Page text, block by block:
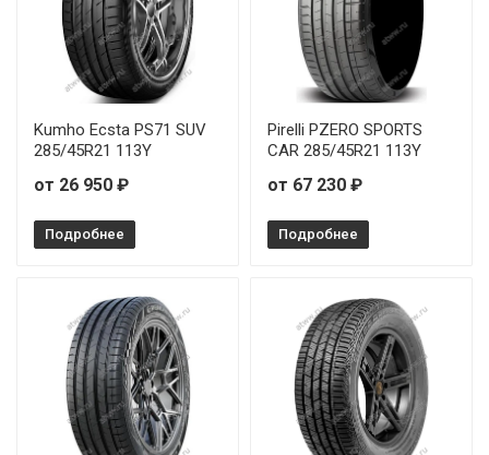
Kumho Ecsta PS71 SUV
285/45R21 113Y
от 26 950 ₽
Подробнее
Pirelli PZERO SPORTS
CAR 285/45R21 113Y
от 67 230 ₽
Подробнее